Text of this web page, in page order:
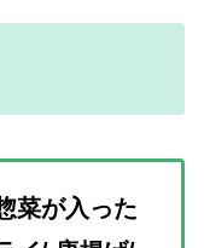
菜が入った